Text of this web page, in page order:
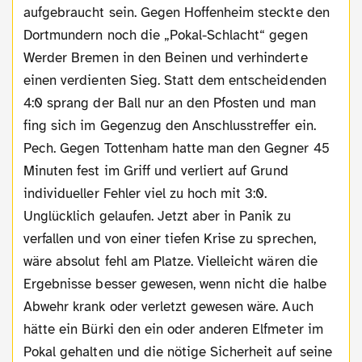
aufgebraucht sein. Gegen Hoffenheim steckte den
Dortmundern noch die „Pokal-Schlacht“ gegen
Werder Bremen in den Beinen und verhinderte
einen verdienten Sieg. Statt dem entscheidenden
4:0 sprang der Ball nur an den Pfosten und man
fing sich im Gegenzug den Anschlusstreffer ein.
Pech. Gegen Tottenham hatte man den Gegner 45
Minuten fest im Griff und verliert auf Grund
individueller Fehler viel zu hoch mit 3:0.
Unglücklich gelaufen. Jetzt aber in Panik zu
verfallen und von einer tiefen Krise zu sprechen,
wäre absolut fehl am Platze. Vielleicht wären die
Ergebnisse besser gewesen, wenn nicht die halbe
Abwehr krank oder verletzt gewesen wäre. Auch
hätte ein Bürki den ein oder anderen Elfmeter im
Pokal gehalten und die nötige Sicherheit auf seine